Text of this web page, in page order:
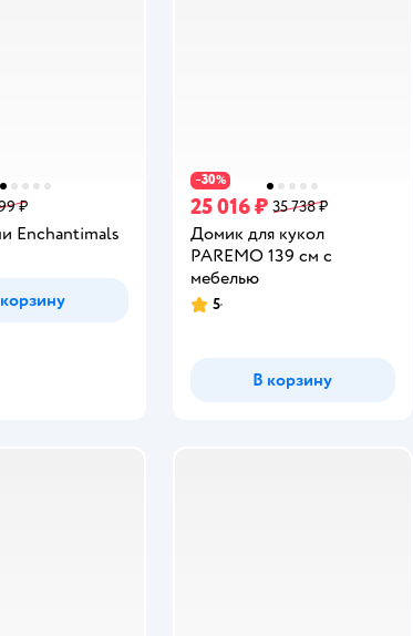
₽
Enchantimals
−30%
25 016 ₽ 35 738 ₽
Домик для кукол
PAREMO 139 см с
мебелью
Рейтинг:
5
В корзину